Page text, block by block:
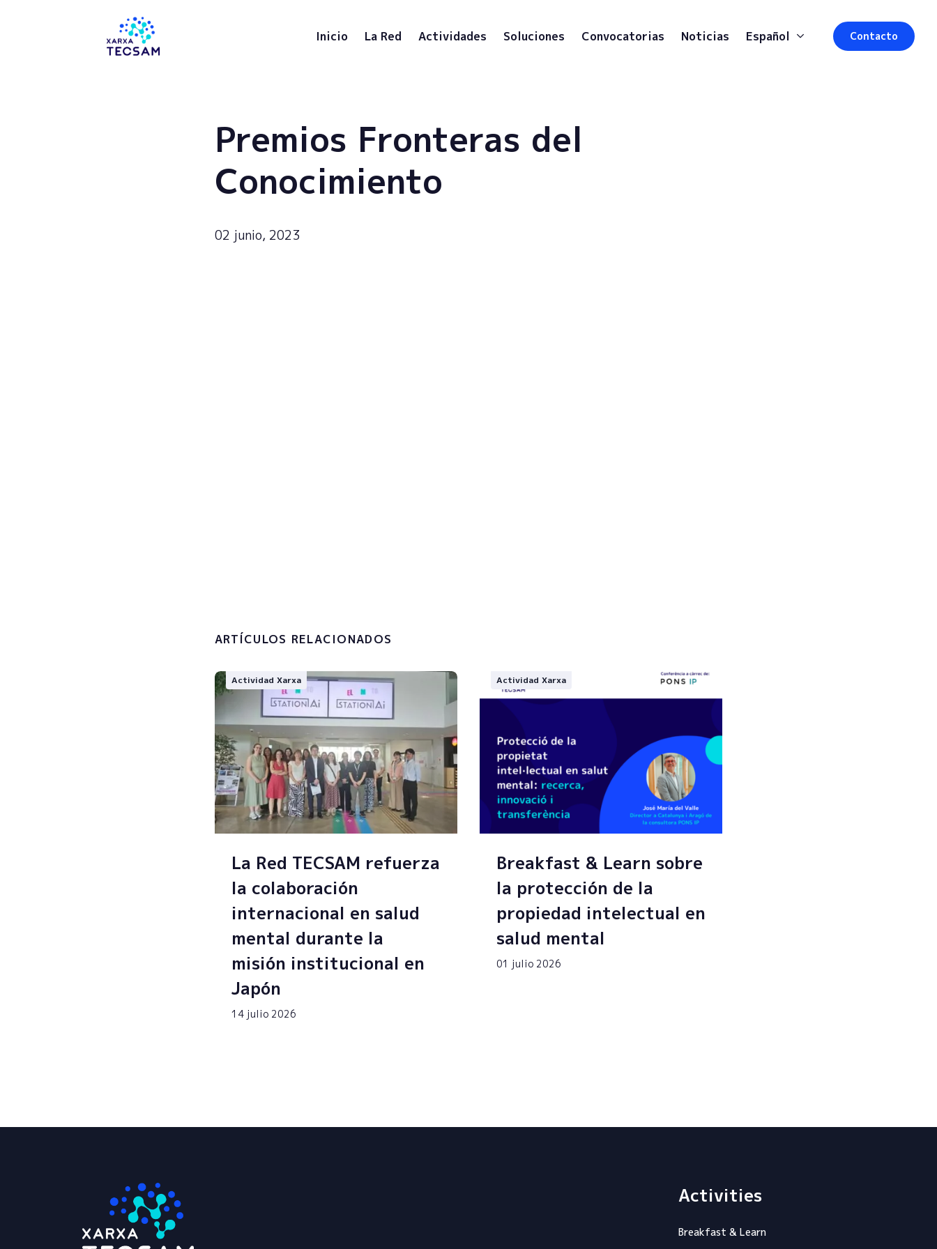
Inicio La Red Actividades Soluciones Convocatorias Noticias Español Contacto
Premios Fronteras del
Conocimiento
02 junio, 2023
ARTÍCULOS RELACIONADOS
Actividad Xarxa
La Red TECSAM refuerza
la colaboración
internacional en salud
mental durante la
misión institucional en
Japón
14 julio 2026
Actividad Xarxa
Breakfast & Learn sobre
la protección de la
propiedad intelectual en
salud mental
01 julio 2026
Activities
Breakfast & Learn